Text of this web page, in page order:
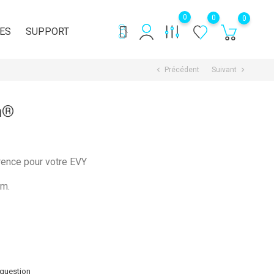
0
0
0
SUPPORT
chevron_left Précédent Suivant chevron_right
pour votre EVY